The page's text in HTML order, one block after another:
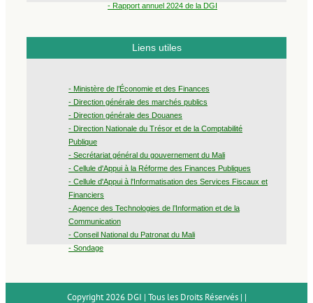
- Rapport annuel 2024 de la DGI
Liens utiles
- Ministère de l’Économie et des Finances
- Direction générale des marchés publics
- Direction générale des Douanes
- Direction Nationale du Trésor et de la Comptabilité
Publique
- Secrétariat général du gouvernement du Mali
- Cellule d'Appui à la Réforme des Finances Publiques
- Cellule d'Appui à l'Informatisation des Services Fiscaux et
Financiers
- Agence des Technologies de l’Information et de la
Communication
- Conseil National du Patronat du Mali
- Sondage
Copyright 2026 DGI | Tous les Droits Réservés | |